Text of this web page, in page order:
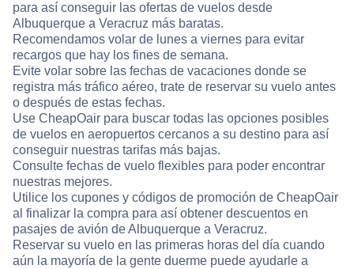
para así conseguir las ofertas de vuelos desde
Albuquerque a Veracruz más baratas.
Recomendamos volar de lunes a viernes para evitar
recargos que hay los fines de semana.
Evite volar sobre las fechas de vacaciones donde se
registra más tráfico aéreo, trate de reservar su vuelo antes
o después de estas fechas.
Use CheapOair para buscar todas las opciones posibles
de vuelos en aeropuertos cercanos a su destino para así
conseguir nuestras tarifas más bajas.
Consulte fechas de vuelo flexibles para poder encontrar
nuestras mejores.
Utilice los cupones y códigos de promoción de CheapOair
al finalizar la compra para así obtener descuentos en
pasajes de avión de Albuquerque a Veracruz.
Reservar su vuelo en las primeras horas del día cuando
aún la mayoría de la gente duerme puede ayudarle a